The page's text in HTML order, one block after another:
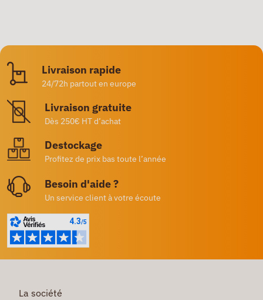
Livraison rapide
24/72h partout en europe
Livraison gratuite
Dès 250€ HT d’achat
Destockage
Profitez de prix bas toute l’année
Besoin d'aide ?
Un service client à votre écoute
La société